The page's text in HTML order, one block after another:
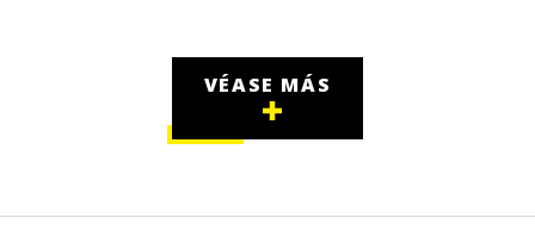
VÉASE MÁS